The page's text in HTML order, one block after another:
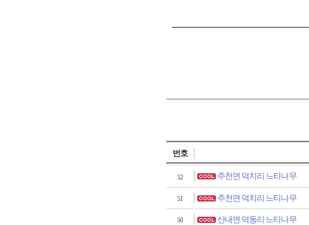
번호
52 주천면 덕치리 느티나무
51 주천면 덕치리 느티나무
50 산내면 덕동리 느티나무